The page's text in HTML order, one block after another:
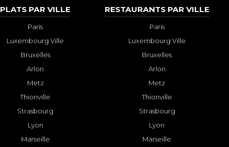
PLATS PAR VILLE
Paris
Luxembourg Ville
Bruxelles
Arlon
Metz
Thionville
Strasbourg
Lyon
Marseille
RESTAURANTS PAR VILLE
Paris
Luxembourg Ville
Bruxelles
Arlon
Metz
Thionville
Strasbourg
Lyon
Marseille